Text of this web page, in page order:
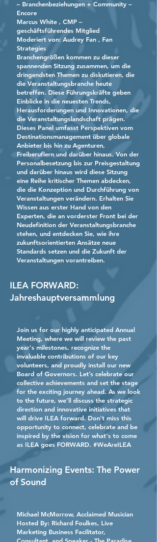
– Branchenbeziehungen + Community –
Encore
Marcus White , CMP –
geschäftsführendes Mitglied
Moderiert von: Audrey Fan , Fan
Strategies
Branchengrößen kommen zu dieser
spannenden Sitzung zusammen, um die
dringendsten Themen zu diskutieren, die
die Veranstaltungsbranche heute
betreffen. Diese Führungskräfte geben
Einblicke in die neuesten Trends,
Herausforderungen und Innovationen, die
die Veranstaltungslandschaft prägen.
Dieses Panel umfasst Perspektiven vom
Destinationsmanagement über globale
Anbieter bis hin zu Agenturen,
Freiberuflern und darüber hinaus. Von der
Personalbesetzung bis zur Preisgestaltung
und darüber hinaus wird diese Sitzung
eine Reihe kritischer Themen abdecken,
die die Konzeption und Durchführung von
Veranstaltungen verändern. Erhalten Sie
Wissen aus erster Hand von den
Experten, die an vorderster Front bei der
Neudefinition der Veranstaltungsbranche
stehen, und entdecken Sie, wie ihre
zukunftsorientierten Ansätze neue
Standards setzen und die Zukunft der
Veranstaltungen vorantreiben.
ILEA FORWARD:
Jahreshauptversammlung
Join us for our highly anticipated Annual
Meeting, where we will review the past
year's milestones, recognize the
invaluable contributions of our key
volunteers, and proudly install our new
Board of Governors. Let’s celebrate our
collective achievements and set the stage
for the exciting journey ahead. As we look
to the future, we’ll discuss the strategic
direction and innovative initiatives that
will drive ILEA forward. Don't miss this
opportunity to connect, celebrate and be
inspired by the vision for what's to come
as ILEA goes FORWARD. #WeAreILEA
Harmonizing Events: The Power
of Sound
Michael McMorrow, Acclaimed Musician
Hosted By: Richard Foulkes, Live
Marketing Business Facilitator,